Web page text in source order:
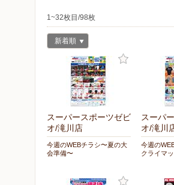
1~32枚目/98枚
新着順
スーパースポーツゼビ
オ/滝川店
今週のWEBチラシ〜夏の大
会準備〜
スーパ
オ/滝川
今週の
クライマ